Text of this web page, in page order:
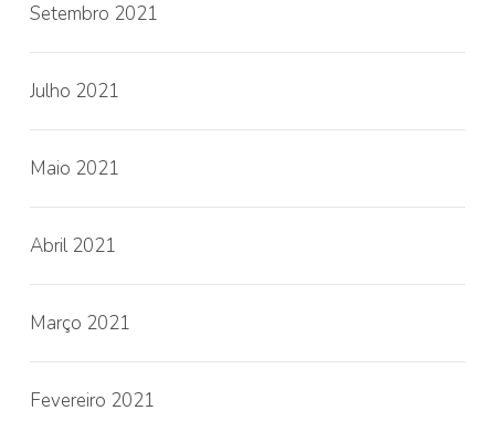
Setembro 2021
Julho 2021
Maio 2021
Abril 2021
Março 2021
Fevereiro 2021